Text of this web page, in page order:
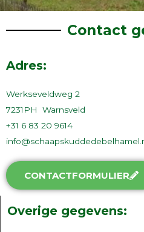
Contact
Adres:
Werkseveldweg 2
7231PH Warnsveld
+31 6 83 20 9614
CONTACTFORMULIER
Overige gegevens: